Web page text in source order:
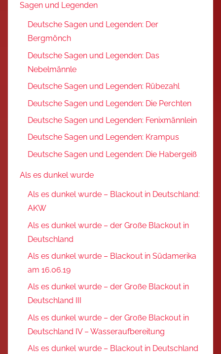
Sagen und Legenden
Deutsche Sagen und Legenden: Der
Bergmönch
Deutsche Sagen und Legenden: Das
Nebelmännle
Deutsche Sagen und Legenden: Rübezahl
Deutsche Sagen und Legenden: Die Perchten
Deutsche Sagen und Legenden: Fenixmännlein
Deutsche Sagen und Legenden: Krampus
Deutsche Sagen und Legenden: Die Habergeiß
Als es dunkel wurde
Als es dunkel wurde – Blackout in Deutschland:
AKW
Als es dunkel wurde – der Große Blackout in
Deutschland
Als es dunkel wurde – Blackout in Südamerika
am 16.06.19
Als es dunkel wurde – der Große Blackout in
Deutschland III
Als es dunkel wurde – der Große Blackout in
Deutschland IV – Wasseraufbereitung
Als es dunkel wurde – Blackout in Deutschland